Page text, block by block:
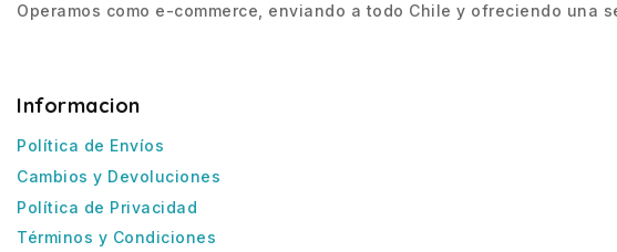
Operamos como e-commerce, enviando a todo Chile y ofreciendo
Informacion
Política de Envíos
Cambios y Devoluciones
Política de Privacidad
Términos y Condiciones